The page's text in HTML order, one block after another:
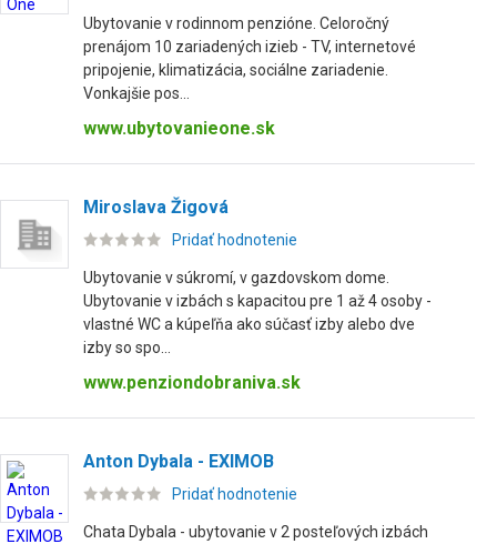
Ubytovanie v rodinnom penzióne. Celoročný
prenájom 10 zariadených izieb - TV, internetové
pripojenie, klimatizácia, sociálne zariadenie.
Vonkajšie pos...
www.ubytovanieone.sk
Miroslava Žigová
Pridať hodnotenie
Ubytovanie v súkromí, v gazdovskom dome.
Ubytovanie v izbách s kapacitou pre 1 až 4 osoby -
vlastné WC a kúpeľňa ako súčasť izby alebo dve
izby so spo...
www.penziondobraniva.sk
Anton Dybala - EXIMOB
Pridať hodnotenie
Chata Dybala - ubytovanie v 2 posteľových izbách